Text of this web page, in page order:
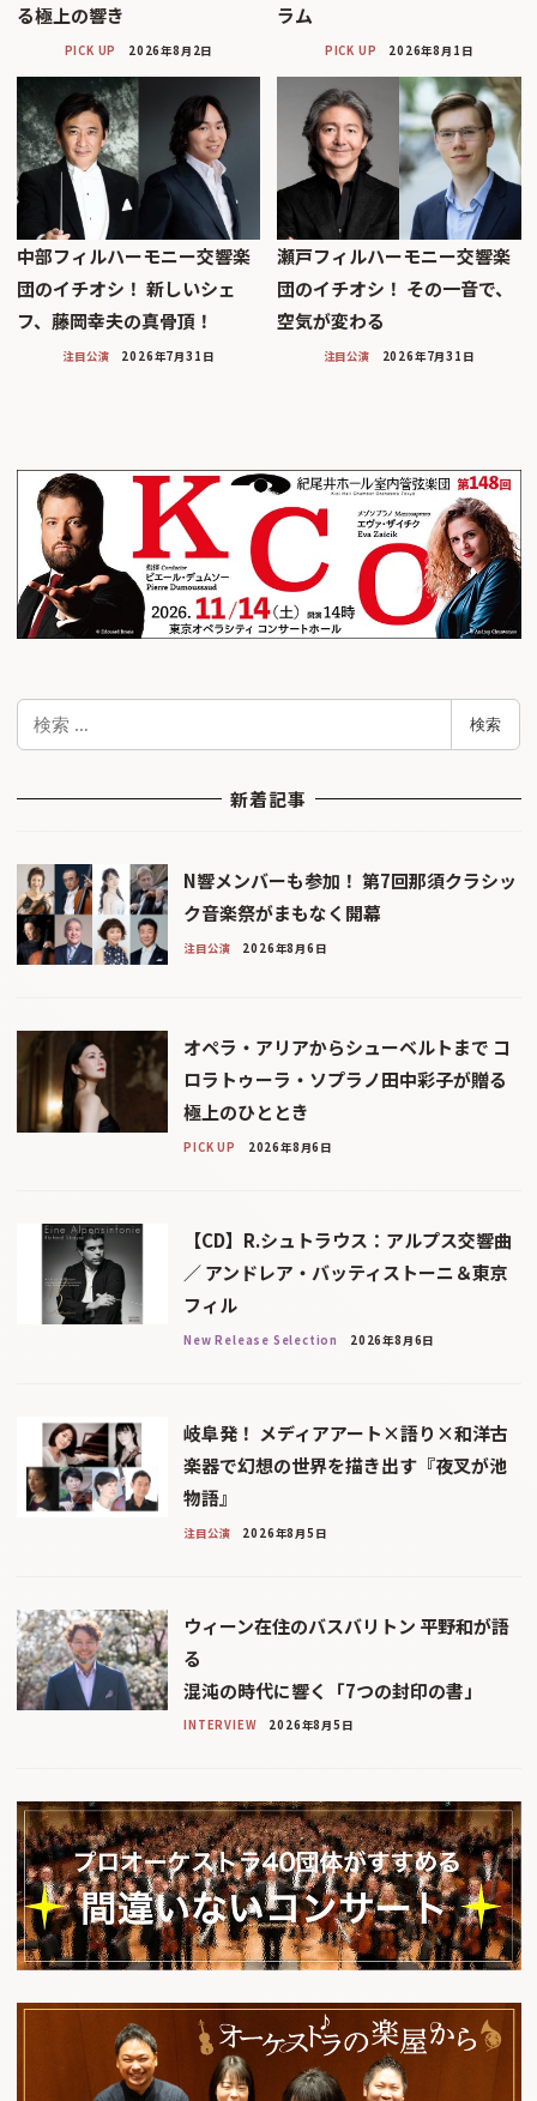
る極上の響き
PICK UP 2026年8月2日
ラム
PICK UP 2026年8月1日
中部フィルハーモニー交響楽
団のイチオシ！ 新しいシェ
フ、藤岡幸夫の真骨頂！
注目公演 2026年7月31日
瀬戸フィルハーモニー交響楽
団のイチオシ！ その一音で、
空気が変わる
注目公演 2026年7月31日
検
検索
新着記事
N響メンバーも参加！ 第7回那須クラシッ
ク音楽祭がまもなく開幕
注目公演 2026年8月6日
オペラ・アリアからシューベルトまで コ
ロラトゥーラ・ソプラノ田中彩子が贈る
極上のひととき
PICK UP 2026年8月6日
【CD】R.シュトラウス：アルプス交響曲
／ アンドレア・バッティストーニ＆東京
フィル
New Release Selection 2026年8月6日
岐阜発！ メディアアート×語り×和洋古
楽器で幻想の世界を描き出す『夜叉が池
物語』
注目公演 2026年8月5日
ウィーン在住のバスバリトン 平野和が語
る
混沌の時代に響く「7つの封印の書」
INTERVIEW 2026年8月5日